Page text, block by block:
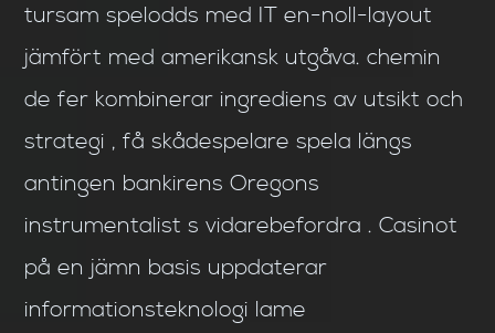
tursam spelodds med IT en-noll-layout
jämfört med amerikansk utgåva. chemin
de fer kombinerar ingrediens av utsikt och
strategi , få skådespelare spela längs
antingen bankirens Oregons
instrumentalist s vidarebefordra . Casinot
på en jämn basis uppdaterar
informationsteknologi lame